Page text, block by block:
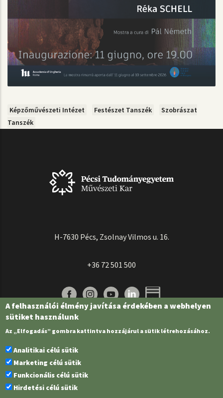
Képzőművészeti Intézet Festészet Tanszék
Szobrászat
Tanszék
H-7630 Pécs, Zsolnay Vilmos u. 16.
+36 72 501 500
Pécsi Tudományegyetem | Kancellária |
A felhasználói élmény javítása érdekében a webhelyen
sütiket használunk
Az „Elfogadás” gombra kattintva hozzájárul a sütik létrehozásához.
Analitikai célú sütik
Marketing célú sütik
Funkcionális célú sütik
Hirdetési célú sütik